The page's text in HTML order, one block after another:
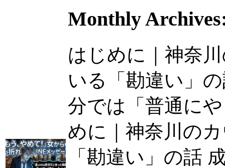
Monthly
はじめに｜神奈
いる「勘違い」
分では「普通に
めに｜神奈川の
「勘違い」の話